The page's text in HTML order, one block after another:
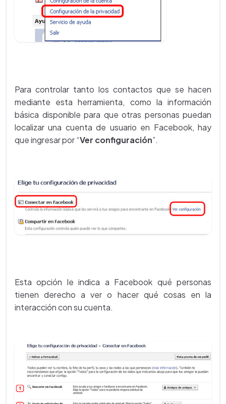
Para controlar tanto los contactos que se hacen
mediante esta herramienta, como la información
básica disponible para que otras personas puedan
localizar una cuenta de usuario en Facebook, hay
que ingresar por “Ver configuración”.
Esta opción le indica a Facebook qué personas
tienen derecho a ver o hacer qué cosas en la
interacción con su cuenta.